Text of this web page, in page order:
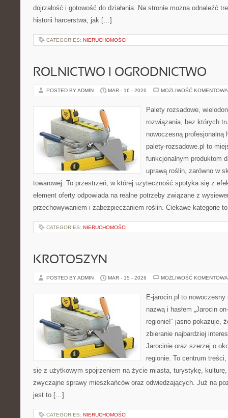
dojrzałość i gotowość do działania. Na stronie można odnaleźć
historii harcerstwa, jak […]
CATEGORIES: NIERUCHOMOŚCI
ROLNICTWO I OGRODNICTWO
POSTED BY ADMIN MAR - 16 - 2026 MOŻLIWOŚĆ
Palety rozsadowe,
rozwiązania, bez których
nowoczesną profesjonalną
palety-rozsadowe.pl to
funkcjonalnym produktom
uprawą roślin, zarówno w
towarowej. To przestrzeń, w której użyteczność spotyka się z
element oferty odpowiada na realne potrzeby związane z
przechowywaniem i zabezpieczaniem roślin. Ciekawe kategorie
CATEGORIES: NIERUCHOMOŚCI
KROTOSZYN
POSTED BY ADMIN MAR - 15 - 2026 MOŻLIWOŚĆ
E-jarocin.pl to
nazwą i hasłem „Jarocin
regionie!” jasno pokazuje,
zbieranie najbardziej
Jarocinie oraz szerzej o
regionie. To centrum
się z użytkowym spojrzeniem na życie miasta, turystykę,
zwyczajne sprawy mieszkańców oraz odwiedzających. Już na
jest to […]
CATEGORIES: NIERUCHOMOŚCI